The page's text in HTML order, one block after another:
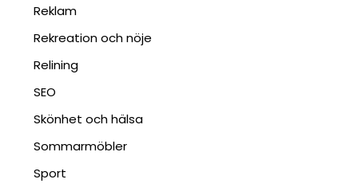
Reklam
Rekreation och nöje
Relining
SEO
Skönhet och hälsa
Sommarmöbler
Sport